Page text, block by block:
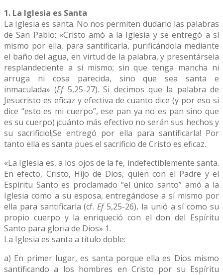
1. La Iglesia es Santa
La Iglesia es santa. No nos permiten dudarlo las palabras
de San Pablo: «Cristo amó a la Iglesia y se entregó a sí
mismo por ella, para santificarla, purificándola mediante
el baño del agua, en virtud de la palabra, y presentársela
resplandeciente a sí mismo; sin que tenga mancha ni
arruga ni cosa parecida, sino que sea santa e
inmaculada» (Ef 5,25-27). Si decimos que la palabra de
Jesucristo es eficaz y efectiva de cuanto dice (y por eso si
dice “esto es mi cuerpo”, ese pan ya no es pan sino que
es su cuerpo) ¡cuánto más efectivo no serán sus hechos y
su sacrificio!¡Se entregó por ella para santificarla! Por
tanto ella es santa pues el sacrificio de Cristo es eficaz.
«La Iglesia es, a los ojos de la fe, indefectiblemente santa.
En efecto, Cristo, Hijo de Dios, quien con el Padre y el
Espíritu Santo es proclamado “el único santo” amó a la
Iglesia como a su esposa, entregándose a sí mismo por
ella para santificarla (cf.Ef5,25-26), la unió a sí como su
propio cuerpo y la enriqueció con el don del Espíritu
Santo para gloria de Dios» 1.
La Iglesia es santa a título doble:
a) En primer lugar, es santa porque ella es Dios mismo
santificando a los hombres en Cristo por su Espíritu